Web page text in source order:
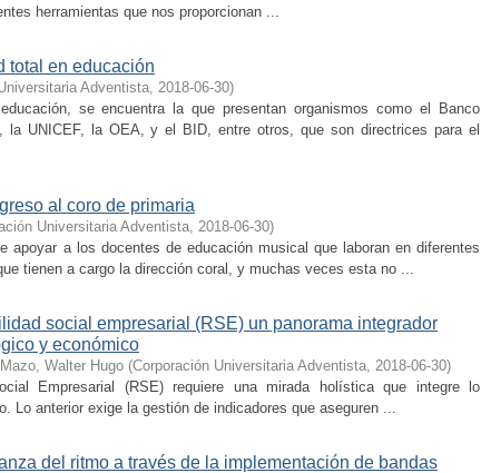
herramientas que nos proporcionan ...
total en educación
Adventista, 2018-06-30)
se encuentra la que presentan organismos como el Banco
la UNICEF, la OEA, y el BID, entre otros, que son directrices para el
al coro de primaria
Universitaria Adventista, 2018-06-30)
apoyar a los docentes de educación musical que laboran en diferentes
tienen a cargo la dirección coral, y muchas veces esta no ...
social empresarial (RSE) un panorama integrador
y económico
Walter Hugo (Corporación Universitaria Adventista, 2018-06-30)
Empresarial (RSE) requiere una mirada holística que integre lo
Lo anterior exige la gestión de indicadores que aseguren ...
del ritmo a través de la implementación de bandas